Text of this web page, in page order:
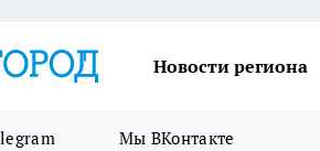
Новости региона
Мы ВКонтакте